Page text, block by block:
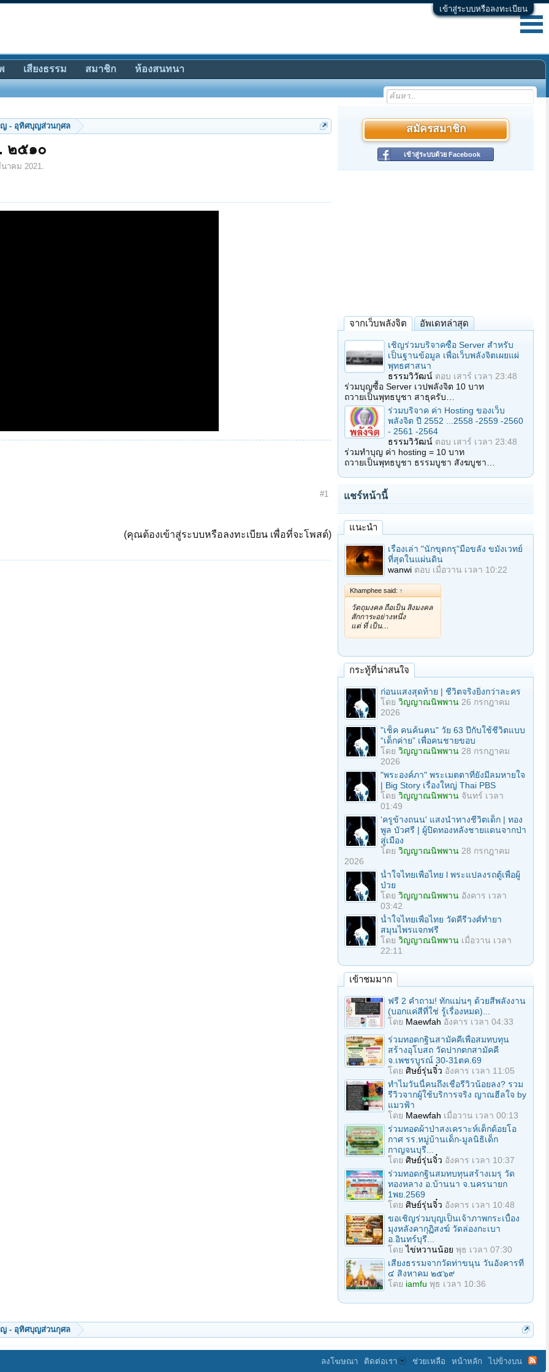
เข้าสู่ระบบหรือลงทะเบียน
- อุทิศบุญส่วนกุศล
๒๕๑๐
าคม 2021.
#1
(คุณต้องเข้าสู่ระบบหรือลงทะเบียน เพื่อที่จะโพสต์)
สมัครสมาชิก
เข้าสู่ระบบด้วย Facebook
จากเว็บพลังจิต อัพเดทล่าสุด
เชิญร่วมบริจาคซื้อ Server สำหรับ
เป็นฐานข้อมูล เพื่อเว็บพลังจิตเผยแผ่
พุทธศาสนา
ธรรมวิวัฒน์ ตอบ เสาร์ เวลา 23:48
ร่วมบุญซื้อ Server เวปพลังจิต 10 บาท
ถวายเป็นพุทธบูชา สาธุครับ…
ร่วมบริจาค ค่า Hosting ของเว็บ
พลังจิต ปี 2552 ...2558 -2559 -2560
- 2561 -2564
ธรรมวิวัฒน์ ตอบ เสาร์ เวลา 23:48
ร่วมทำบุญ ค่า hosting = 10 บาท
ถวายเป็นพุทธบูชา ธรรมบูชา สังฆบูชา…
แชร์หน้านี้
แนะนำ
เรื่องเล่า "นักขุดกรุ"มือขลัง ขมังเวทย์
ที่สุดในแผ่นดิน
wanwi ตอบ เมื่อวาน เวลา 10:22
Khamphee said: ↑
วัตถุมงคล ถือเป็น สิ่งมงคล
สักการะอย่างหนึ่ง
แต่ ที่ เป็น…
กระทู้ที่น่าสนใจ
ก่อนแสงสุดท้าย | ชีวิตจริงยิ่งกว่าละคร
โดย วิญญาณนิพพาน 26 กรกฎาคม
2026
"เช็ค คนค้นฅน" วัย 63 ปีกับใช้ชีวิตแบบ
“เด็กค่าย” เพื่อคนชายขอบ
โดย วิญญาณนิพพาน 28 กรกฎาคม
2026
"พระองค์ภา" พระเมตตาที่ยังมีลมหายใจ
| Big Story เรื่องใหญ่ Thai PBS
โดย วิญญาณนิพพาน จันทร์ เวลา
01:49
'ครูข้างถนน' แสงนำทางชีวิตเด็ก | ทอง
พูล บัวศรี | ผู้ปิดทองหลังชายแดนจากป่า
สู่เมือง
โดย วิญญาณนิพพาน 28 กรกฎาคม
2026
น้ำใจไทยเพื่อไทย l พระแปลงรถตู้เพื่อผู้
ป่วย
โดย วิญญาณนิพพาน อังคาร เวลา
03:42
น้ำใจไทยเพื่อไทย วัดคีรีวงศ์ทำยา
สมุนไพรแจกฟรี
โดย วิญญาณนิพพาน เมื่อวาน เวลา
22:11
เข้าชมมาก
ฟรี 2 คำถาม! ทักแม่นๆ ด้วยสีพลังงาน
(บอกแค่สีที่ใช่ รู้เรื่องหมด)...
โดย Maewfah อังคาร เวลา 04:33
ร่วมทอดกฐินสามัคคีเพื่อสมทบทุน
สร้างอุโบสถ วัดปากตกสามัคคี
จ.เพชรบูรณ์ 30-31ตค.69
โดย ศิษย์รุ่นจิ๋ว อังคาร เวลา 11:05
ทำไมวันนี้คนถึงเชื่อรีวิวน้อยลง? รวม
รีวิวจากผู้ใช้บริการจริง ญาณฮีลใจ by
แมวฟ้า
โดย Maewfah เมื่อวาน เวลา 00:13
ร่วมทอดผ้าป่าสงเคราะห์เด็กด้อยโอ
กาศ รร.หมู่บ้านเด็ก-มูลนิธิเด็ก
กาญจนบุรี...
โดย ศิษย์รุ่นจิ๋ว อังคาร เวลา 10:37
ร่วมทอดกฐินสมทบทุนสร้างเมรุ วัด
ทองหลาง อ.บ้านนา จ.นครนายก
1พย.2569
โดย ศิษย์รุ่นจิ๋ว อังคาร เวลา 10:48
ขอเชิญร่วมบุญเป็นเจ้าภาพกระเบื้อง
มุงหลังคากุฏิสงฆ์ วัดล่องกะเบา
อ.อินทร์บุรี...
โดยไข่หวานน้อย พุธ เวลา 07:30
เสียงธรรมจากวัดท่าขนุน วันอังคารที่
๔ สิงหาคม ๒๕๖๙
โดย iamfu พุธ เวลา 10:36
- อุทิศบุญส่วนกุศล
เสียงธรรม สมาชิก ห้องสนทนา
ลงโฆษณา ติดต่อเรา ช่วยเหลือ หน้าหลัก ไปข้างบน